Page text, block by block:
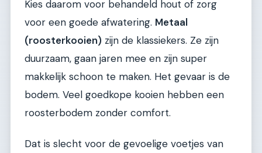
Kies daarom voor behandeld hout of zorg
voor een goede afwatering. Metaal
(roosterkooien) zijn de klassiekers. Ze zijn
duurzaam, gaan jaren mee en zijn super
makkelijk schoon te maken. Het gevaar is de
bodem. Veel goedkope kooien hebben een
roosterbodem zonder comfort.
Dat is slecht voor de gevoelige voetjes van